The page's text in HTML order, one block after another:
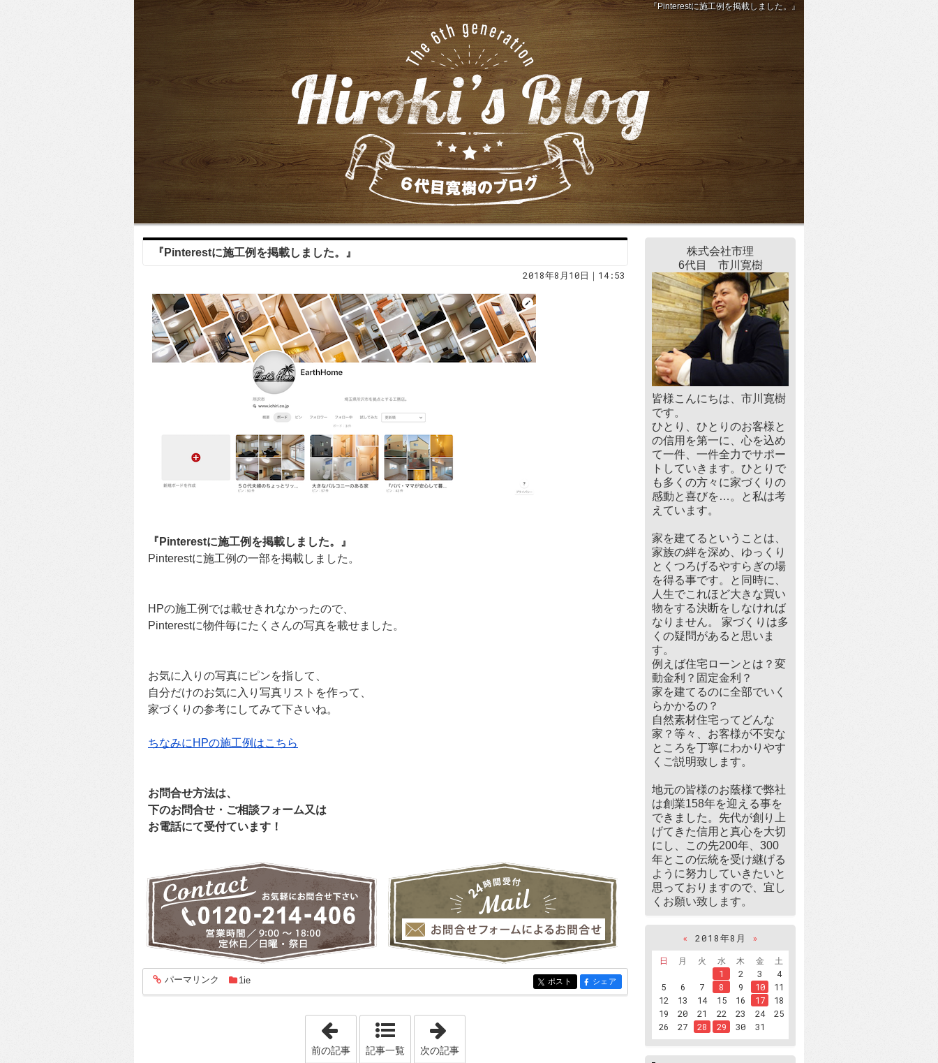
『Pinterestに施工例を掲載しました。』
『Pinterestに施工例を掲載しました。』
2018年8月10日｜14:53
『Pinterestに施工例を掲載しました。』
Pinterestに施工例の一部を掲載しました。
HPの施工例では載せきれなかったので、
Pinterestに物件毎にたくさんの写真を載せました。
お気に入りの写真にピンを指して、
自分だけのお気に入り写真リストを作って、
家づくりの参考にしてみて下さいね。
ちなみにHPの施工例はこちら
お問合せ方法は、
下のお問合せ・ご相談フォーム又は
お電話にて受付ています！
entry1945
パーマリンク 1ie entry1945
ポスト entry1945
シェア
「『ふわふわモコモコの断熱材』」
前の記事 記事一覧 次の記事
株式会社市理
6代目 市川寛樹
皆様こんにちは、市川寛樹
です。
ひとり、ひとりのお客様と
の信用を第一に、心を込め
て一件、一件全力でサポー
トしていきます。ひとりで
も多くの方々に家づくりの
感動と喜びを…。と私は考
えています。
家を建てるということは、
家族の絆を深め、ゆっくり
とくつろげるやすらぎの場
を得る事です。と同時に、
人生でこれほど大きな買い
物をする決断をしなければ
なりません。 家づくりは多
くの疑問があると思いま
す。
例えば住宅ローンとは？変
動金利？固定金利？
家を建てるのに全部でいく
らかかるの？
自然素材住宅ってどんな
家？等々、お客様が不安な
ところを丁寧にわかりやす
くご説明致します。
地元の皆様のお蔭様で弊社
は創業158年を迎える事を
できました。先代が創り上
げてきた信用と真心を大切
にし、この先200年、300
年とこの伝統を受け継げる
ように努力していきたいと
思っておりますので、宜し
くお願い致します。
« 2018年8月
»
日
月 火 水 木 金
土
1
2 3
4
5
6 7 8 9 10
11
12
13 14 15 16 17
18
19
20 21 22 23 24
25
26
27 28 29 30 31